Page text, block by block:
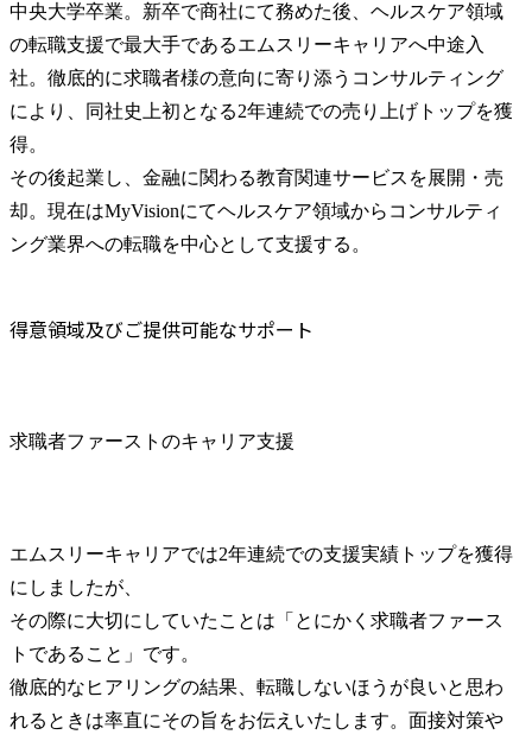
中央大学卒業。新卒で商社にて務めた後、ヘルスケア領域
の転職支援で最大手であるエムスリーキャリアへ中途入
社。徹底的に求職者様の意向に寄り添うコンサルティング
により、同社史上初となる2年連続での売り上げトップを獲
得。
その後起業し、金融に関わる教育関連サービスを展開・売
却。現在はMyVisionにてヘルスケア領域からコンサルティ
ング業界への転職を中心として支援する。
得意領域及びご提供可能なサポート
求職者ファーストのキャリア支援
エムスリーキャリアでは2年連続での支援実績トップを獲得
にしましたが、
その際に大切にしていたことは「とにかく求職者ファース
トであること」です。
徹底的なヒアリングの結果、転職しないほうが良いと思わ
れるときは率直にその旨をお伝えいたします。面接対策や